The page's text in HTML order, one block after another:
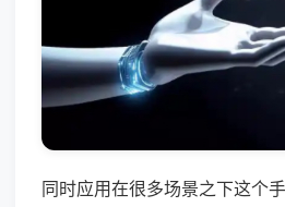
同时应用在很多场景之下这个